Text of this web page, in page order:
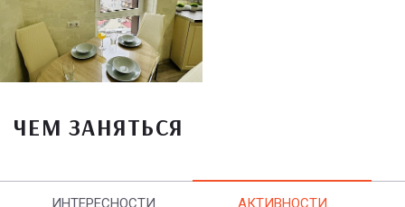
ЧЕМ ЗАНЯТЬСЯ
ИНТЕРЕСНОСТИ АКТИВНОСТИ